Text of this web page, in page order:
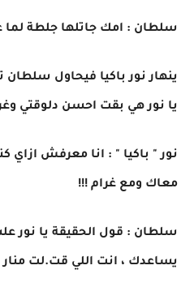
سلطان : امك جاتلها جلطة لما
ينهار نور باكيا فيحاول
يا نور هي بقت احسن دلوقتي
نور " باكيا " : انا معرفش
معاك ومع غرام !!!
سلطان : قول الحقيقة يا نور
يساعدك ، انت اللي قت.لت منار